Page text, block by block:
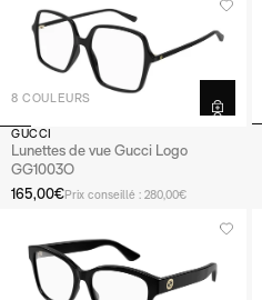
8 COULEURS
GUCCI
Lunettes de vue Gucci Logo
GG1003O
165,00€Prix conseillé : 280,00€